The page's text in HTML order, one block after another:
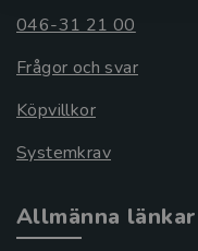
046-31 21 00
Frågor och svar
Köpvillkor
Systemkrav
Allmänna länkar